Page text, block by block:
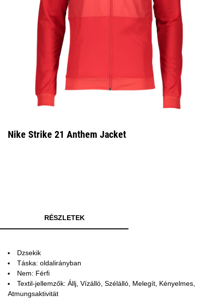
Nike Strike 21 Anthem Jacket
RÉSZLETEK
Dzsekik
Táska: oldalirányban
Nem: Férfi
Textil-jellemzők: Állj, Vízálló, Szélálló, Melegít, Kényelmes,
Atmungsaktivität